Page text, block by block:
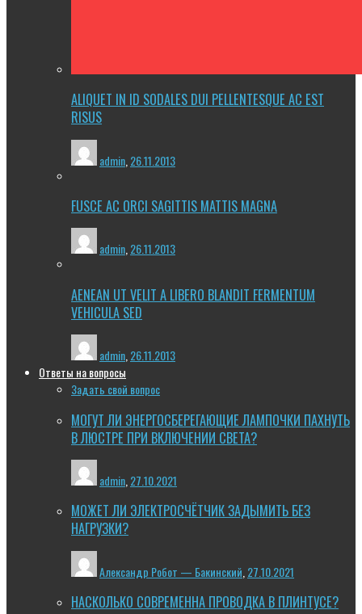
ALIQUET IN ID SODALES DUI PELLENTESQUE AC EST
RISUS
admin 26.11.2013
FUSCE AC ORCI SAGITTIS MATTIS MAGNA
admin,26.11.2013
AENEAN UT VELIT A LIBERO BLANDIT FERMENTUM
VEHICULA SED
admin 26.11.2013
Ответы на вопросы
Задать свой вопрос
МОГУТ ЛИ ЭНЕРГОСБЕРЕГАЮЩИЕ ЛАМПОЧКИ ПАХНУТЬ
В ЛЮСТРЕ ПРИ ВКЛЮЧЕНИИ СВЕТА?
admin 27.10.2021
МОЖЕТ ЛИ ЭЛЕКТРОСЧЁТЧИК ЗАДЫМИТЬ БЕЗ
НАГРУЗКИ?
Александр Робот — Бакинский 27.10.2021
НАСКОЛЬКО СОВРЕМЕННА ПРОВОДКА В ПЛИНТУСЕ?